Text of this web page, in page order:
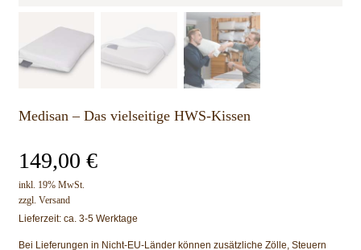
Medisan – Das vielseitige HWS-Kissen
149,00 €
inkl. 19% MwSt.
zzgl. Versand
Lieferzeit: ca. 3-5 Werktage
Bei Lieferungen in Nicht-EU-Länder können zusätzliche Zölle, Steuern